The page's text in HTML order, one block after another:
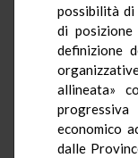
possibilità di
di
definizione
allineata»
progressiva
economico
dalle